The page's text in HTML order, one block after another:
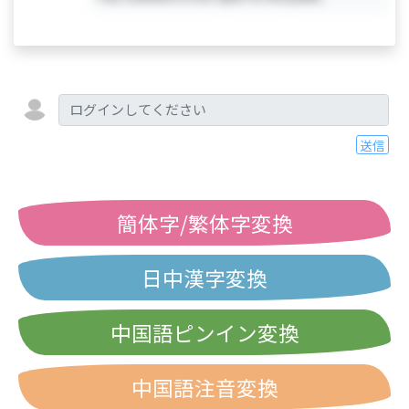
送信
簡体字/繁体字変換
日中漢字変換
中国語ピンイン変換
中国語注音変換